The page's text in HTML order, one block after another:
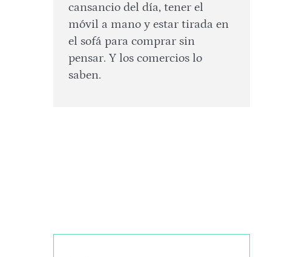
cansancio del día, tener el
móvil a mano y estar tirada en
el sofá para comprar sin
pensar. Y los comercios lo
saben.